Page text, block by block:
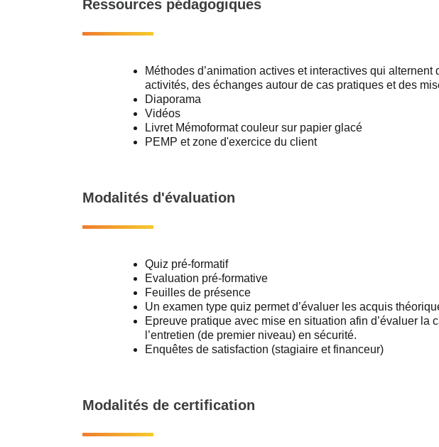
Ressources pédagogiques
Méthodes d’animation actives et interactives qui alternent
activités, des échanges autour de cas pratiques et des
Diaporama
Vidéos
Livret Mémoformat couleur sur papier glacé
PEMP et zone d'exercice du client
Modalités d'évaluation
Quiz pré-formatif
Evaluation pré-formative
Feuilles de présence
Un examen type quiz permet d’évaluer les acquis
Epreuve pratique avec mise en situation afin d’évaluer la
l’entretien (de premier niveau) en sécurité.
Enquêtes de satisfaction (stagiaire et financeur)
Modalités de certification